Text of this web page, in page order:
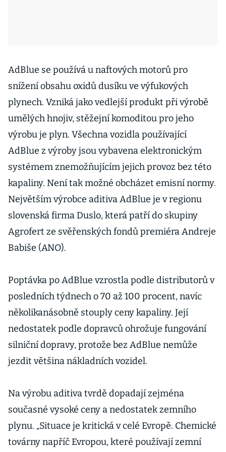
AdBlue se používá u naftových motorů pro
snížení obsahu oxidů dusíku ve výfukových
plynech. Vzniká jako vedlejší produkt při výrobě
umělých hnojiv, stěžejní komoditou pro jeho
výrobu je plyn. Všechna vozidla používající
AdBlue z výroby jsou vybavena elektronickým
systémem znemožňujícím jejich provoz bez této
kapaliny. Není tak možné obcházet emisní normy.
Největším výrobce aditiva AdBlue je v regionu
slovenská firma Duslo, která patří do skupiny
Agrofert ze svěřenských fondů premiéra Andreje
Babiše (ANO).
Poptávka po AdBlue vzrostla podle distributorů v
posledních týdnech o 70 až 100 procent, navíc
několikanásobně stouply ceny kapaliny. Její
nedostatek podle dopravců ohrožuje fungování
silniční dopravy, protože bez AdBlue nemůže
jezdit většina nákladních vozidel.
Na výrobu aditiva tvrdě dopadají zejména
současné vysoké ceny a nedostatek zemního
plynu. „Situace je kritická v celé Evropě. Chemické
továrny napříč Evropou, které používají zemní